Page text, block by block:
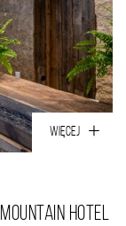
WIĘCEJ
Hotel